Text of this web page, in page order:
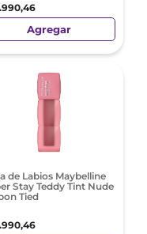
.990,46
Agregar
de Labios Maybelline
Stay Teddy Tint Nude
Tied
.990,46